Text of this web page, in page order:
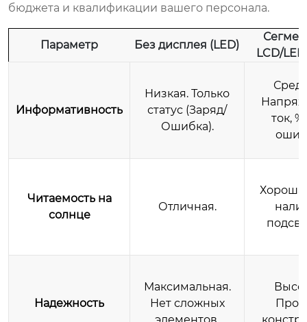
бюджета и квалификации вашего персонала.
Параметр Без дисплея (LED)
LCD/
Информативность
Низкая. Только
статус (Заряд/
Ошибка).
ток,
Читаемость на
солнце
Отличная.
Надежность
Максимальная.
Нет сложных
элементов.